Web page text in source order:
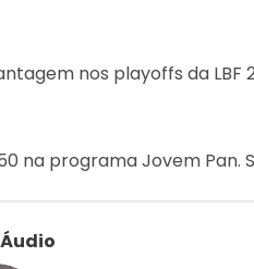
nos playoffs da LBF
na programa Jovem Pan.